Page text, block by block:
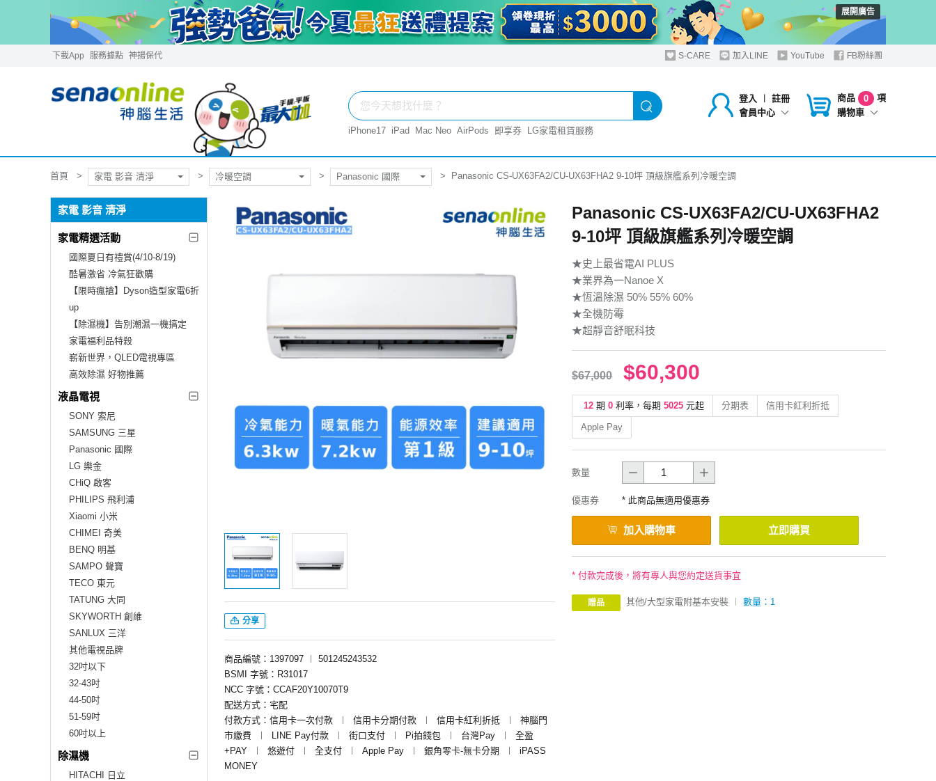
展開廣告
下載App 服務據點 神揚保代 S-CARE 加入LINE YouTube FB粉絲團
登入 ︱
註冊
會員中心
商品 0
項
購物車
iPhone17 iPad Mac Neo AirPods 即享券 LG家電租賃服務
首頁 家電 影音 清淨 冷暖空調 Panasonic 國際 Panasonic CS-UX63FA2/CU-UX63FHA2 9-10坪 頂級旗艦系列冷暖空調
家電 影音 清淨
家電精選活動
國際夏日有禮賞(4/10-8/19)
酷暑激省 冷氣狂歡購
【限時瘋搶】Dyson造型家電6折
up
【除濕機】告別潮濕一機搞定
家電福利品特殺
嶄新世界，QLED電視專區
高效除濕 好物推薦
液晶電視
SONY 索尼
SAMSUNG 三星
Panasonic 國際
LG 樂金
CHiQ 啟客
PHILIPS 飛利浦
Xiaomi 小米
CHIMEI 奇美
BENQ 明基
SAMPO 聲寶
TECO 東元
TATUNG 大同
SKYWORTH 創維
SANLUX 三洋
其他電視品牌
32吋以下
32-43吋
44-50吋
51-59吋
60吋以上
除濕機
HITACHI 日立
分享
商品編號：1397097 ︱
501245243532
BSMI 字號：R31017
NCC 字號：CCAF20Y10070T9
配送方式：宅配
付款方式：信用卡一次付款
︱ 信用卡分期付款 ︱ 信用卡紅利折抵 ︱
神腦門
市繳費
︱ LINE Pay付款 ︱ 街口支付 ︱ Pi拍錢包 ︱ 台灣Pay ︱
全盈
+PAY
︱ 悠遊付 ︱ 全支付 ︱ Apple Pay ︱ 銀角零卡-無卡分期 ︱
iPASS
MONEY
Panasonic CS-UX63FA2/CU-UX63FHA2
9-10坪 頂級旗艦系列冷暖空調
★史上最省電AI PLUS
★業界為一Nanoe X
★恆溫除濕 50% 55% 60%
★全機防霉
★超靜音舒眠科技
$67,000 $60,300
12 期 0 利率，每期 5025 元起 分期表 信用卡紅利折抵
Apple Pay
數量
優惠券 * 此商品無適用優惠券
加入購物車 立即購買
* 付款完成後，將有專人與您約定送貨事宜
贈品 其他/大型家電附基本安裝 ︱ 數量：1